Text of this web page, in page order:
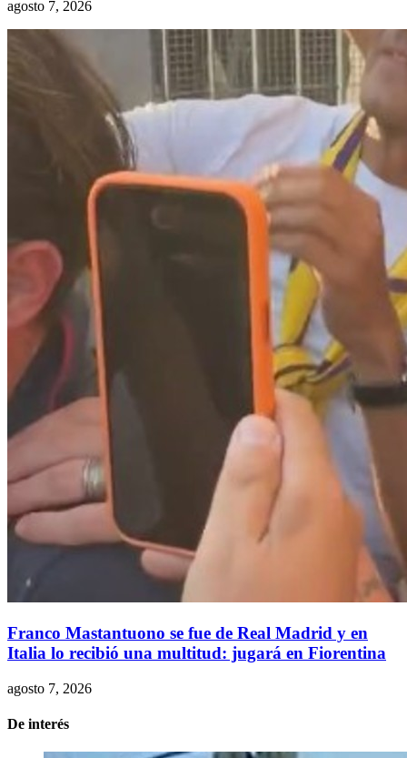
agosto 7, 2026
Franco Mastantuono se fue de Real Madrid y en
Italia lo recibió una multitud: jugará en Fiorentina
agosto 7, 2026
De interés